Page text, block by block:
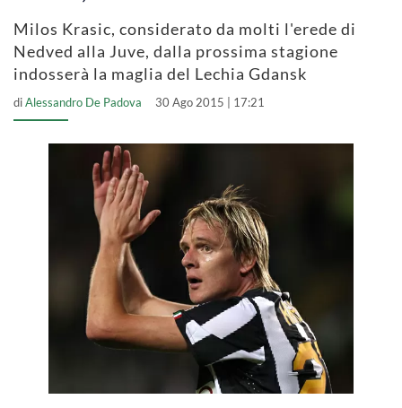
Milos Krasic, considerato da molti l'erede di
Nedved alla Juve, dalla prossima stagione
indosserà la maglia del Lechia Gdansk
diAlessandro De Padova 30 Ago 2015 | 17:21